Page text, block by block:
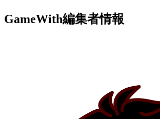
GameWith編集者情報